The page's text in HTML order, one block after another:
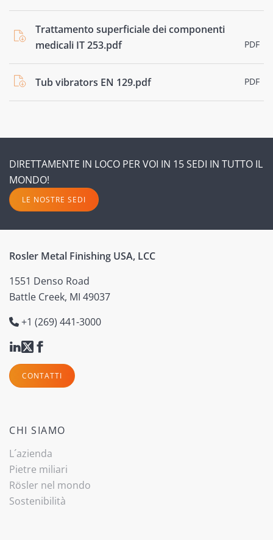
Trattamento superficiale dei componenti
medicali IT 253.pdf
PDF
Tub vibrators EN 129.pdf PDF
DIRETTAMENTE IN LOCO PER VOI IN 15 SEDI IN TUTTO IL
MONDO!
LE NOSTRE SEDI
Rosler Metal Finishing USA, LCC
1551 Denso Road
Battle Creek, MI 49037
+1 (269) 441-3000
CONTATTI
CHI SIAMO
L´azienda
Pietre miliari
Rösler nel mondo
Sostenibilità